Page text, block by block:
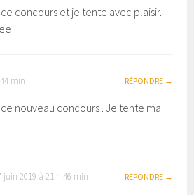
concours et je tente avec plaisir.
min RÉPONDRE
nouveau concours . Je tente ma
juin 2019 à 21 h 46 min RÉPONDRE